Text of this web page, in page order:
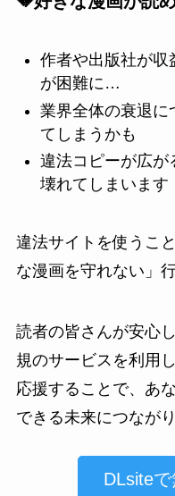
作者や出版社が収
が困難に…
業界全体の衰退に
てしまうかも
違法コピーが広が
壊れてしまいます
違法サイトを使うこ
な漫画を守れない」
読者の皆さんが安心
規のサービスを利用
応援することで、あ
できる未来につなが
DLsite